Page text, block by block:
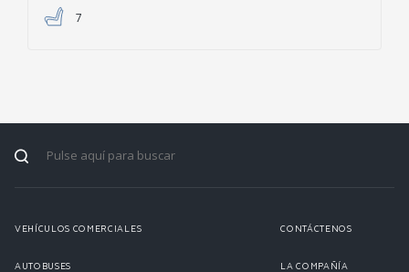
7
VEHÍCULOS COMERCIALES
AUTOBUSES
CONTÁCTENOS
LA COMPAÑÍA